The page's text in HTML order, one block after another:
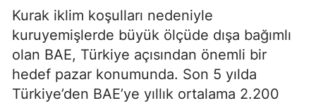
Kurak iklim koşulları nedeniyle
kuruyemişlerde büyük ölçüde dışa bağımlı
olan BAE, Türkiye açısından önemli bir
hedef pazar konumunda. Son 5 yılda
Türkiye’den BAE’ye yıllık ortalama 2.200